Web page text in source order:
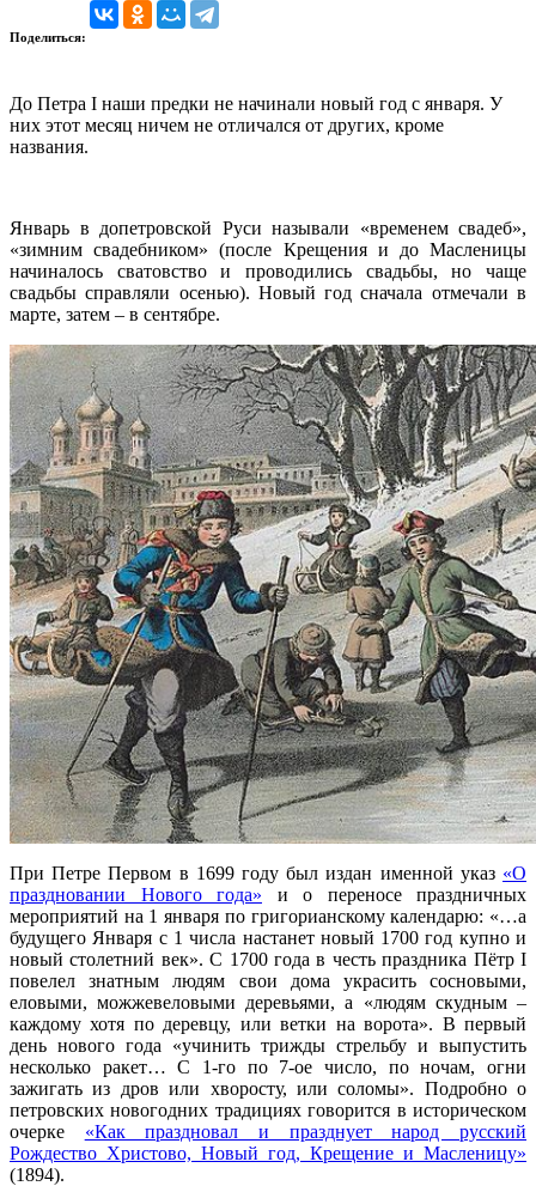
Поделиться:
До Петра I наши предки не начинали новый год с января. У
них этот месяц ничем не отличался от других, кроме
названия.
Январь в допетровской Руси называли «временем свадеб»,
«зимним свадебником» (после Крещения и до Масленицы
начиналось сватовство и проводились свадьбы, но чаще
свадьбы справляли осенью). Новый год сначала отмечали в
марте, затем – в сентябре.
При Петре Первом в 1699 году был издан именной указ «О
праздновании Нового года» и о переносе праздничных
мероприятий на 1 января по григорианскому календарю: «…а
будущего Января с 1 числа настанет новый 1700 год купно и
новый столетний век». С 1700 года в честь праздника Пётр I
повелел знатным людям свои дома украсить сосновыми,
еловыми, можжевеловыми деревьями, а «людям скудным –
каждому хотя по деревцу, или ветки на ворота». В первый
день нового года «учинить трижды стрельбу и выпустить
несколько ракет… С 1-го по 7-ое число, по ночам, огни
зажигать из дров или хворосту, или соломы». Подробно о
петровских новогодних традициях говорится в историческом
очерке «Как праздновал и празднует народ русский
Рождество Христово, Новый год, Крещение и Масленицу»
(1894).